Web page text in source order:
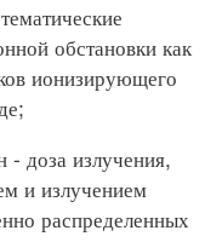
обстановки как
ионизирующего
доза излучения,
и излучением
распределенных